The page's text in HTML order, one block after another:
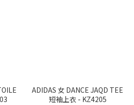
ADIDAS 女 DANCE JAQD TEE
短袖上衣 - KZ4205